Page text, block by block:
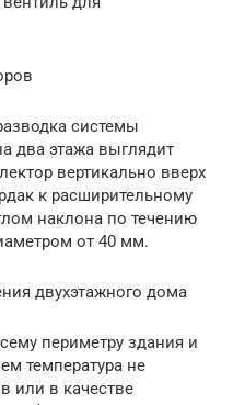
системы
два этажа выглядит
вертикально вверх
к расширительному
наклона по течению
от 40 мм.
двухэтажного дома
периметру здания и
температура не
или в качестве